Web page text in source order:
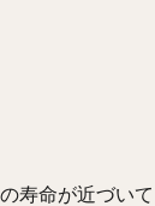
寿命が近づいて